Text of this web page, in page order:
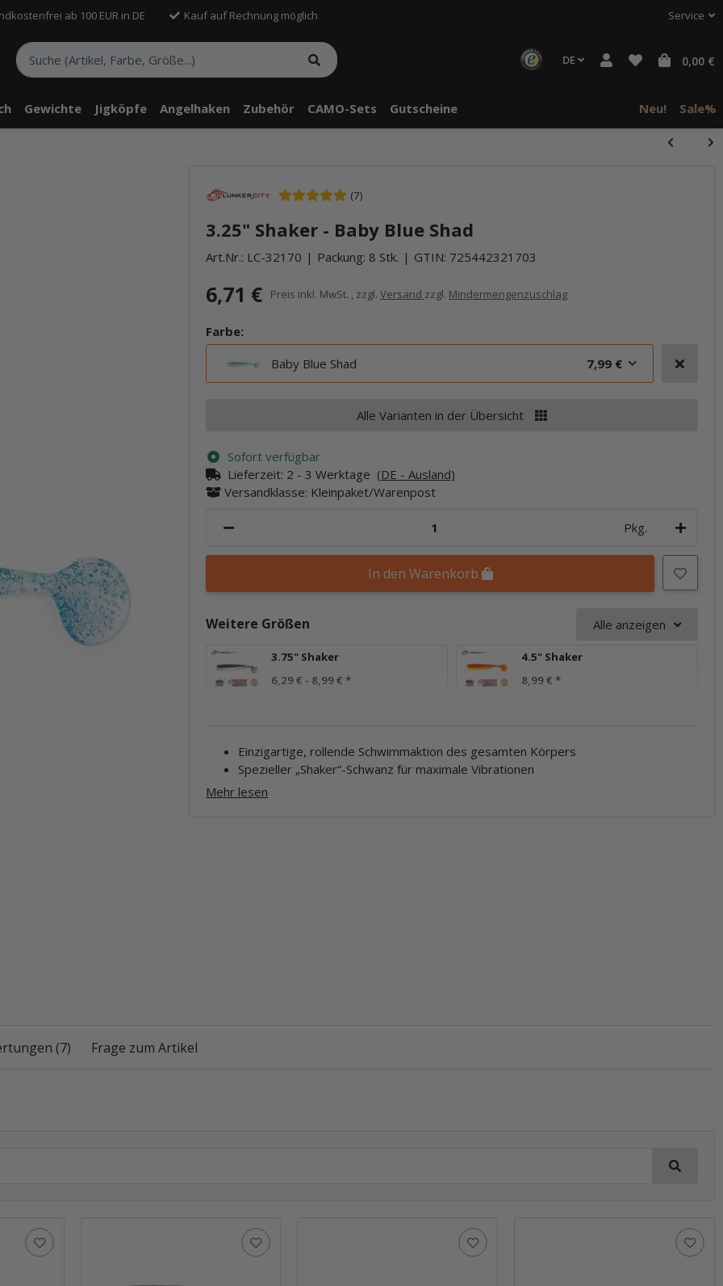
ab 100 EUR in DE Kauf auf Rechnung möglich Service
DE 0,00 €
Gewichte Jigköpfe Angelhaken Zubehör CAMO-Sets Gutscheine Neu! Sale%
(7)
3.25" Shaker - Baby Blue Shad
Art.Nr.: LC-32170 Packung: 8 Stk. GTIN: 725442321703
6,71 € Preis inkl. MwSt. , zzgl. Versand zzgl. Mindermengenzuschlag
Farbe:
Baby Blue Shad
7,99 €
Alle Varianten in der Übersicht
Sofort verfügbar
Lieferzeit: 2 - 3 Werktage (DE - Ausland)
Versandklasse: Kleinpaket/Warenpost
Pkg.
In den Warenkorb
Weitere Größen Alle anzeigen
3.75" Shaker
6,29 € - 8,99 € *
4.5" Shaker
8,99 € *
Einzigartige, rollende Schwimmaktion des gesamten Körpers
Spezieller „Shaker“-Schwanz für maximale Vibrationen
Mehr lesen
(7) Frage zum Artikel